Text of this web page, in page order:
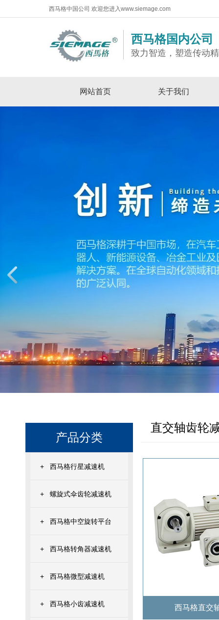
西马格中国公司 欢迎您进入www.siemage.com
西马格国内公司
致力智造，塑造传动
网站首页 关于我们
产品分类
+ 西马格行星减速机
+ 螺旋式伞齿轮减速机
+ 西马格中空旋转平台
+ 西马格转角器减速机
+ 西马格微型减速机
+ 西马格小齿减速机
直交轴齿轮
西马格直交